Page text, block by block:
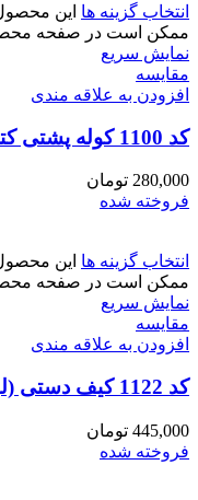
انتخاب گزینه ها این
ممکن است در صفحه
نمایش سریع
مقايسه
افزودن به علاقه مندی
کد 1100 کوله پشتی کتان دخترانه تیراژه
280,000 تومان
فروخته شده
انتخاب گزینه ها این
ممکن است در صفحه
نمایش سریع
مقايسه
افزودن به علاقه مندی
کد 1122 کیف دستی (لوازم آرایش) طرح برند
445,000 تومان
فروخته شده